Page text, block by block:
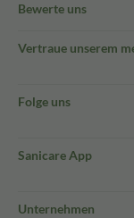
Bewerte uns
Vertraue unserem
Folge uns
Sanicare App
Unternehmen